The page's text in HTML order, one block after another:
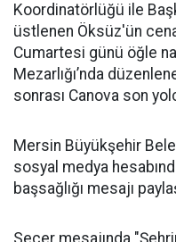
Koordinatörlüğü ile
üstlenen Öksüz'ün
Cumartesi günü öğle
Mezarlığı’nda
sonrası Canova son
Mersin Büyükşehir
sosyal medya
başsağlığı mesajı